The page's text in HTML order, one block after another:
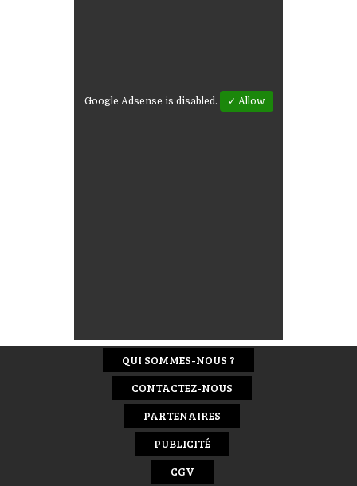
Google Adsense is disabled. ✓ Allow
QUI SOMMES-NOUS ?
CONTACTEZ-NOUS
PARTENAIRES
PUBLICITÉ
CGV